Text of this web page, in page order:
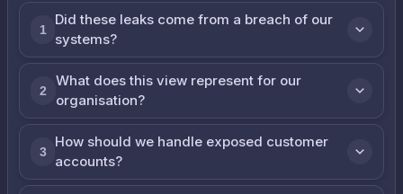
1
Did these leaks come from a breach of our
systems?
2
What does this view represent for our
organisation?
3
How should we handle exposed customer
accounts?